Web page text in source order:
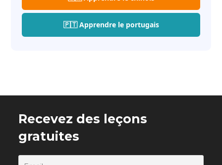
🇵🇹 Apprendre le portugais
Recevez des leçons
gratuites